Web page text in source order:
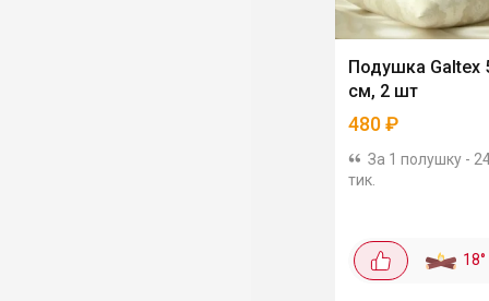
Подушка Galtex
см, 2 шт
480₽
За 1 полушку -
тик.
18°